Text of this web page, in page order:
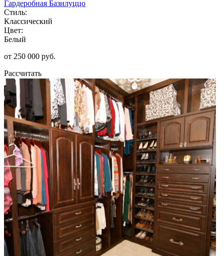
Гардеробная Базилуццо
Стиль:
Классический
Цвет:
Белый
от 250 000 руб.
Рассчитать